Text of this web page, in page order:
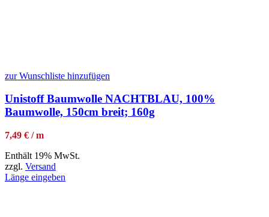
zur Wunschliste hinzufügen
Unistoff Baumwolle NACHTBLAU, 100%
Baumwolle, 150cm breit; 160g
7,49 € / m
Enthält 19% MwSt.
zzgl. Versand
Länge eingeben